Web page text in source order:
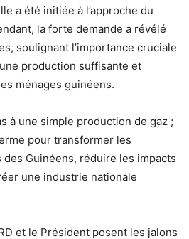
a été initiée à l’approche du
la forte demande a révélé
soulignant l’importance cruciale
production suffisante et
ménages guinéens.
à une simple production de gaz ;
pour transformer les
Guinéens, réduire les impacts
une industrie nationale
et le Président posent les jalons